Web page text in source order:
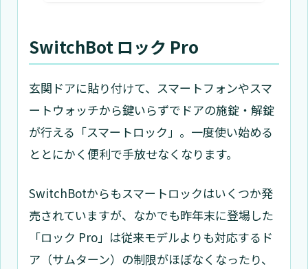
SwitchBot ロック Pro
玄関ドアに貼り付けて、スマートフォンやスマ
ートウォッチから鍵いらずでドアの施錠・解錠
が行える「スマートロック」。一度使い始める
ととにかく便利で手放せなくなります。
SwitchBotからもスマートロックはいくつか発
売されていますが、なかでも昨年末に登場した
「ロック Pro」は従来モデルよりも対応するド
ア（サムターン）の制限がほぼなくなったり、